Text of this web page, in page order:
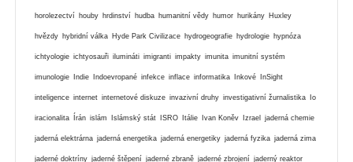
horolezectví houby hrdinství hudba humanitní vědy humor hurikány Huxley
hvězdy hybridní válka Hyde Park Civilizace hydrogeografie hydrologie hypnóza
ichtyologie ichtyosauři ilumináti imigranti impakty imunita imunitní systém
imunologie Indie Indoevropané infekce inflace informatika Inkové InSight
inteligence internet internetové diskuze invazivní druhy investigativní žurnalistika Io
iracionalita Írán islám Islámský stát ISRO Itálie Ivan Koněv Izrael jaderná chemie
jaderná elektrárna jaderná energetika jaderná energetiky jaderná fyzika jaderná zima
jaderné doktríny jaderné štěpení jaderné zbraně jaderné zbrojení jaderný reaktor